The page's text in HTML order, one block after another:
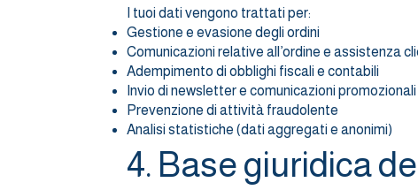
I tuoi dati vengono trattati per:
Gestione e evasione degli ordini
Comunicazioni relative all’ordine e assistenza
Adempimento di obblighi fiscali e contabili
Invio di newsletter e comunicazioni
Prevenzione di attività fraudolente
Analisi statistiche (dati aggregati e anonimi)
4. Base giuridica